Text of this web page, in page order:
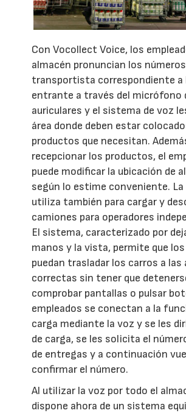
Con Vocollect Voice, los
almacén pronuncian los
transportista correspondiente a
entrante a través del micrófono
auriculares y el sistema de voz
área donde deben estar
productos que necesitan.
recepcionar los productos, el
puede modificar la ubicación de
según lo estime conveniente. La
utiliza también para cargar y
camiones para operadores
El sistema, caracterizado por
manos y la vista, permite que
puedan trasladar los carros a las
correctas sin tener que
comprobar pantallas o pulsar
empleados se conectan a la
carga mediante la voz y se les
de carga, se les solicita el
de entregas y a continuación
confirmar el número.
Al utilizar la voz por todo el
dispone ahora de un sistema